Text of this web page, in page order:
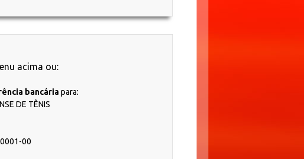
acima ou:
bancáriapara:
DE TÊNIS
00